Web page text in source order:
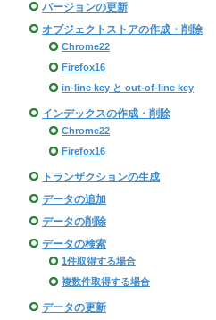
バージョンの更新
オブジェクトストアの作成・削除
Chrome22
Firefox16
in-line key と out-of-line key
インデックスの作成・削除
Chrome22
Firefox16
トランザクションの生成
データの追加
データの削除
データの検索
1件取得する場合
複数件取得する場合
データの更新